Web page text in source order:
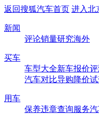
返回搜狐汽车首页 进入北
新闻
评论销量研究海外
买车
车型大全新车报价评
汽车对比导购降价
用车
保养违章查询服务